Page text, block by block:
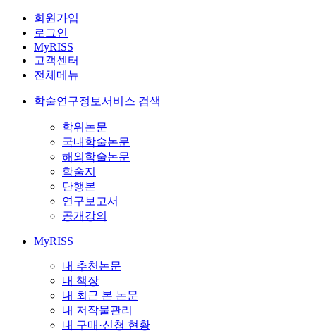
회원가입
로그인
MyRISS
고객센터
전체메뉴
학술연구정보서비스 검색
학위논문
국내학술논문
해외학술논문
학술지
단행본
연구보고서
공개강의
MyRISS
내 추천논문
내 책장
내 최근 본 논문
내 저작물관리
내 구매·신청 현황